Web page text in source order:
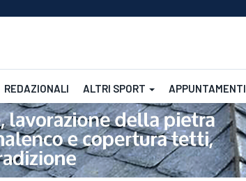
Femminile CSI CSI
REDAZIONALI ALTRI SPORT APPUNTAMENTI